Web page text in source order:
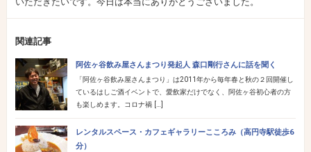
関連記事
阿佐ヶ谷飲み屋さんまつり発起人 森口剛行さんに話を聞く
「阿佐ヶ谷飲み屋さんまつり」は2011年から毎年春と秋の２回開催し
ているはしご酒イベントで、愛飲家だけでなく、阿佐ヶ谷初心者の方
も楽しめます。コロナ禍 […]
レンタルスペース・カフェギャラリーこころみ（高円寺駅徒歩6
分）